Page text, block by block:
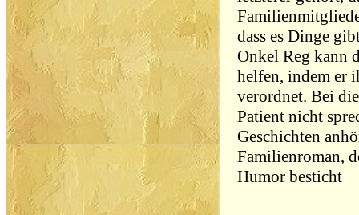
dass es Dinge
Onkel Reg kann
helfen, indem er
verordnet. Bei
Patient nicht
Geschichten
Familienroman,
Humor besticht